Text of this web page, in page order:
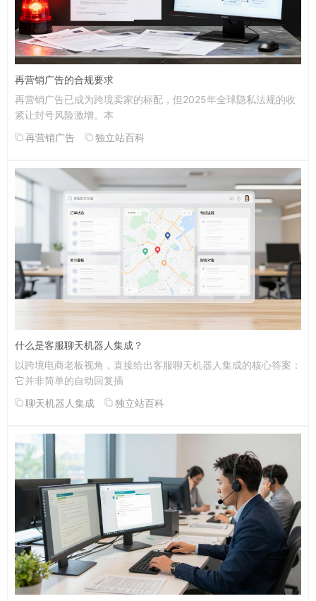
再营销广告的合规要求
再营销广告已成为跨境卖家的标配，但2025年全球隐私法规的收
紧让封号风险激增。本
再营销广告
独立站百科
什么是客服聊天机器人集成？
以跨境电商老板视角，直接给出客服聊天机器人集成的核心答案：
它并非简单的自动回复插
聊天机器人集成
独立站百科